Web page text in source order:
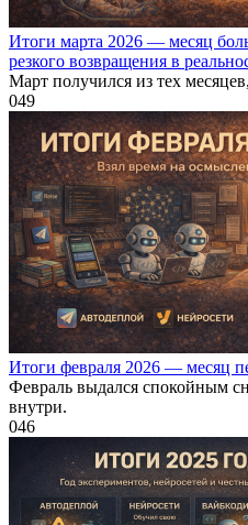
Итоги марта 2026 — месяц
резкого возвращения в
Март получился из тех
049
Итоги февраля 2026 — месяц
Февраль выдался спокойным
внутри.
046